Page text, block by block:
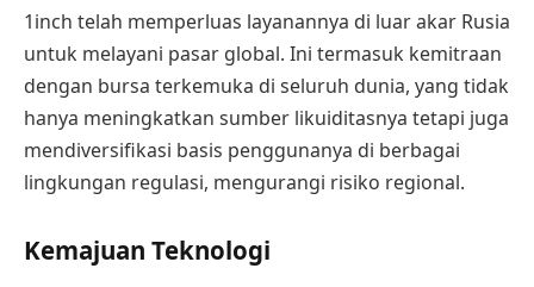
1inch telah memperluas layanannya di luar akar Rusia
untuk melayani pasar global. Ini termasuk kemitraan
dengan bursa terkemuka di seluruh dunia, yang tidak
hanya meningkatkan sumber likuiditasnya tetapi juga
mendiversifikasi basis penggunanya di berbagai
lingkungan regulasi, mengurangi risiko regional.
Kemajuan Teknologi